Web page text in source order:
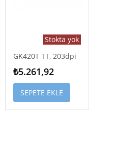
Stokta yok
GK420T TT, 203dpi
₺5.261,92
SEPETE EKLE